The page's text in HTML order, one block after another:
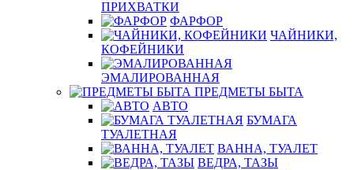
ПРИХВАТКИ
ФАРФОР
ЧАЙНИКИ,
КОФЕЙНИКИ
ЭМАЛИРОВАННАЯ
ПРЕДМЕТЫ БЫТА
АВТО
БУМАГА
ТУАЛЕТНАЯ
ВАННА, ТУАЛЕТ
ВЕДРА, ТАЗЫ